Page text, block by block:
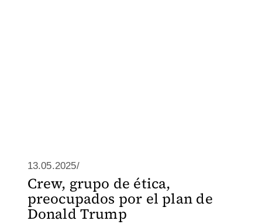
13.05.2025/
Crew, grupo de ética,
preocupados por el plan de
Donald Trump